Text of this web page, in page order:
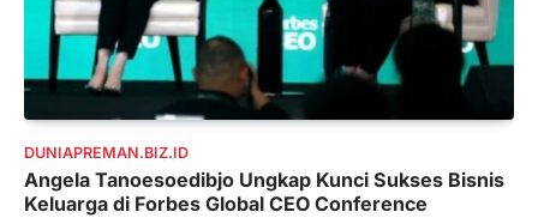
DUNIAPREMAN.BIZ.ID
Angela Tanoesoedibjo Ungkap Kunci Sukses Bisnis
Keluarga di Forbes Global CEO Conference